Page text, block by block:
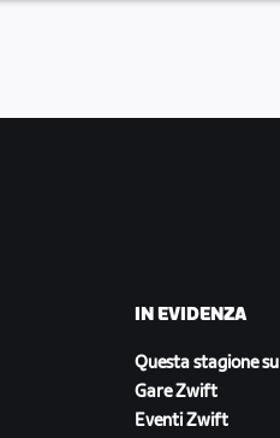
IN EVIDENZA
Questa stagione
Gare Zwift
Eventi Zwift